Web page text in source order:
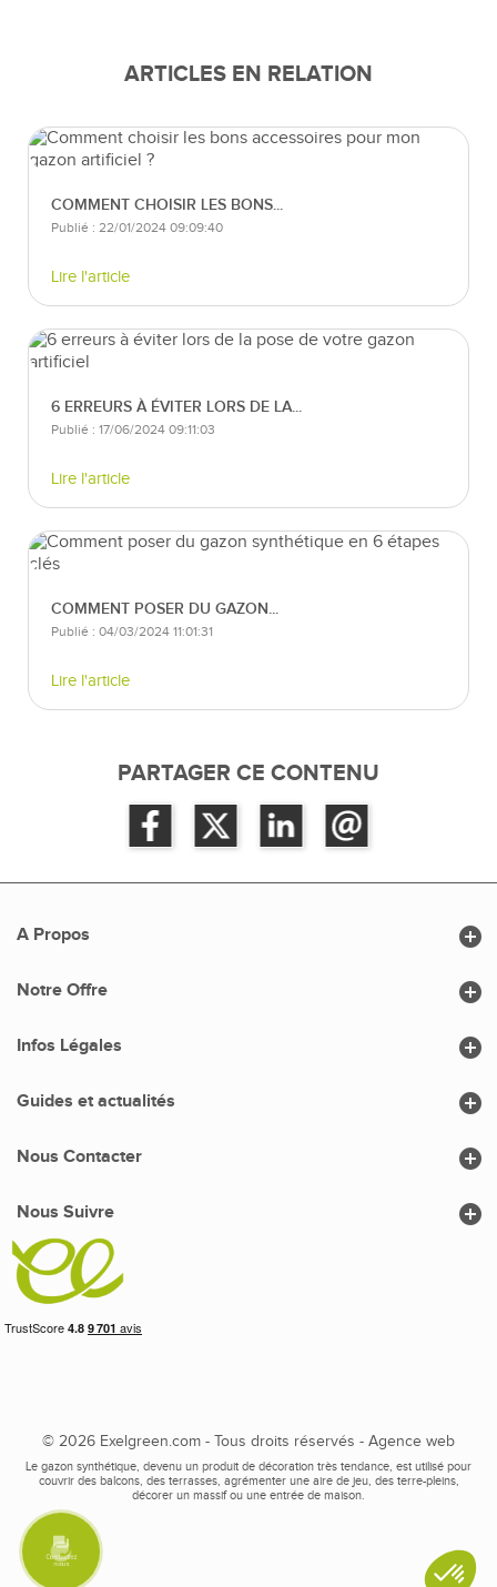
ARTICLES EN RELATION
COMMENT CHOISIR LES BONS...
Publié : 22/01/2024 09:09:40
Lire l'article
6 ERREURS À ÉVITER LORS DE LA...
Publié : 17/06/2024 09:11:03
Lire l'article
COMMENT POSER DU GAZON...
Publié : 04/03/2024 11:01:31
Lire l'article
PARTAGER CE CONTENU
A Propos 
Notre Offre 
Nous Contacter 
Nous Suivre 
Infos Légales 
Guides et actualités 
© 2026 Exelgreen.com - Tous droits réservés - Agence web
Le gazon synthétique, devenu un produit de décoration très tendance, est utilisé pour
couvrir des balcons, des terrasses, agrémenter une aire de jeu, des terre-pleins,
décorer un massif ou une entrée de maison.
Contactez